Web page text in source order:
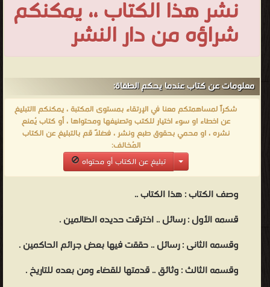
والمؤلفات أبرزها ❞ عندما يحكم الطغاة ❝ الناشرين : ❞ دار الاعتصام
للطبع والنشر والتوزيع ❝ ❱
من الدعوة والدفاع عن الإسلام - مكتبة كتب إسلامية.
نشر هذا الكتاب ،، يمكنكم
شراؤه من دار النشر
معلومات عن كتاب عندما يحكم الطغاة:
شكراً لمساهمتكم معنا في الإرتقاء بمستوى المكتبة ، يمكنكم االتبليغ
عن اخطاء او سوء اختيار للكتب وتصنيفها ومحتواها ، أو كتاب يُمنع
نشره ، او محمي بحقوق طبع ونشر ، فضلاً قم بالتبليغ عن الكتاب
المُخالف:
تبليغ عن الكتاب أو محتواه
وصف الكتاب :هذا الكتاب ..
قسمه الأول : رسائل .. اخترقت حديده الظالمين .
وقسمه الثانى : رسائل .. حققت فيها بعض جرائم الحاكمين .
وقسمه الثالث : وثائق .. قدمتها للقضاء ومن بعده للتاريخ .